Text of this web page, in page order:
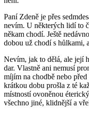
Paní Zdeně je přes
nevím. U některých lidí to
někam chodí. Ještě
dobou už chodí s hůlkami,
Nevím, jak to dělá, ale její
dar. Vlastně ani nemusí
míjím na chodbě nebo
krátkou dobu prošla z té
místností ovoněnou
všechno jiné, klidnější a